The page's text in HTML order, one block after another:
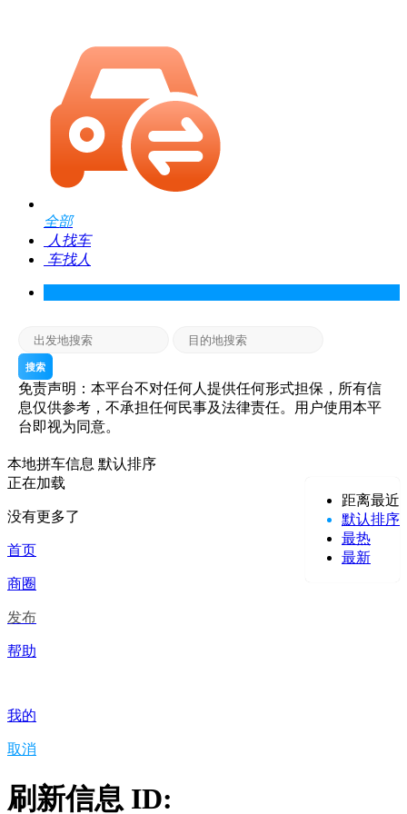
全部
人找车
车找人
搜索
免责声明：本平台不对任何人提供任何形式担保，所有信
息仅供参考，不承担任何民事及法律责任。用户使用本平
台即视为同意。
本地拼车信息 默认排序
距离最近
默认排序
最热
最新
正在加载
没有更多了
首页
商圈
发布
帮助
我的
取消
刷新信息 ID: